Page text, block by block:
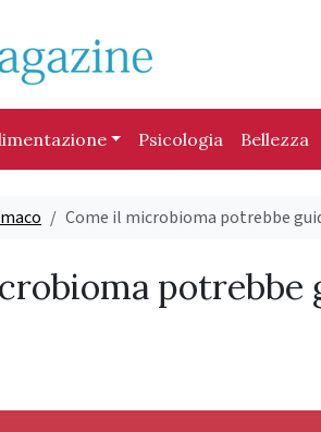
Psicologia Bellezza
Come il microbioma potrebbe